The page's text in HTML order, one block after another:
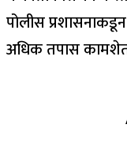
पोलीस
अधिक तपास